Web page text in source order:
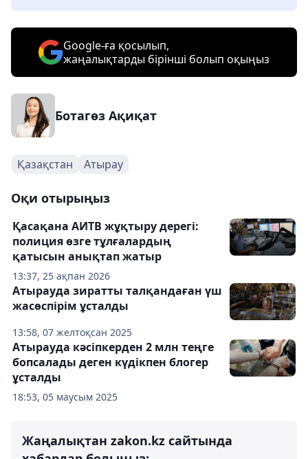
Google-ға қосылып,
жаңалықтарды бірінші болып оқыңыз
Ботагөз Ақиқат
Қазақстан Атырау
Оқи отырыңыз
13:37, 25 ақпан 2026
Қасақана АИТВ жұқтыру дерегі:
полиция өзге тұлғалардың
қатысын анықтап жатыр
13:58, 07 желтоқсан 2025
Атырауда зиратты талқандаған үш
жасөспірім ұсталды
18:53, 05 маусым 2025
Атырауда кәсіпкерден 2 млн теңге
бопсалады деген күдікпен блогер
ұсталды
Жаңалықтан zakon.kz сайтында